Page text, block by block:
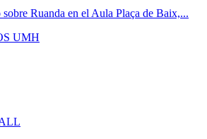
Ruanda en el Aula Plaça de Baix,...
UMH